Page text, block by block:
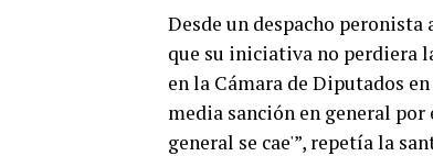
Desde un despacho peronista
que su iniciativa no perdiera
en la Cámara de Diputados
media sanción en general por
general se cae'”, repetía la